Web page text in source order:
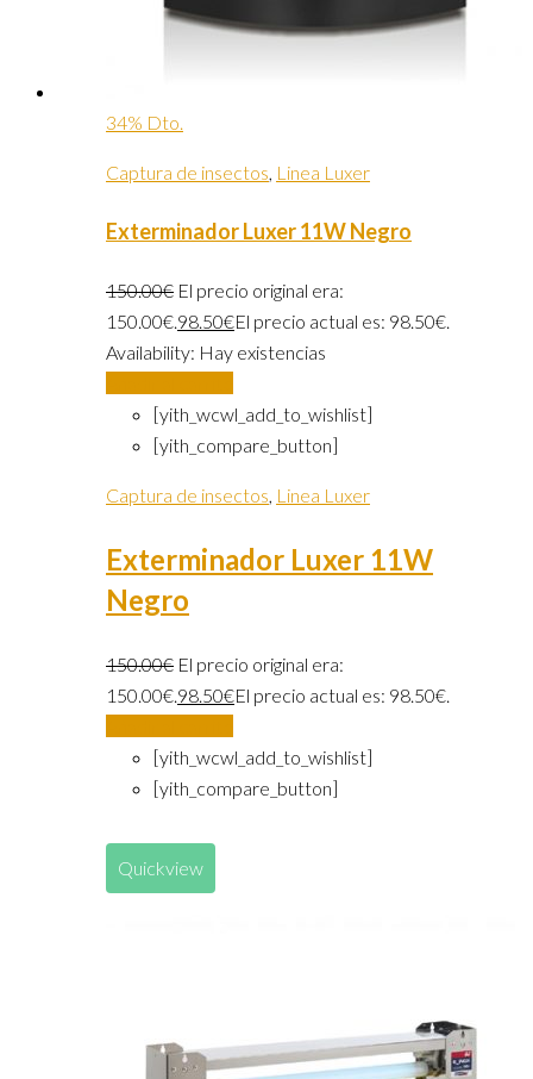
34% Dto.
Captura de insectos Linea Luxer
Exterminador Luxer 11W Negro
150.00€ El precio original era:
150.00€. 98.50€El precio actual es: 98.50€.
Availability: Hay existencias
[yith_wcwl_add_to_wishlist]
[yith_compare_button]
Captura de insectos Linea Luxer
Exterminador Luxer 11W
Negro
150.00€ El precio original era:
150.00€. 98.50€El precio actual es: 98.50€.
[yith_wcwl_add_to_wishlist]
[yith_compare_button]
Quickview